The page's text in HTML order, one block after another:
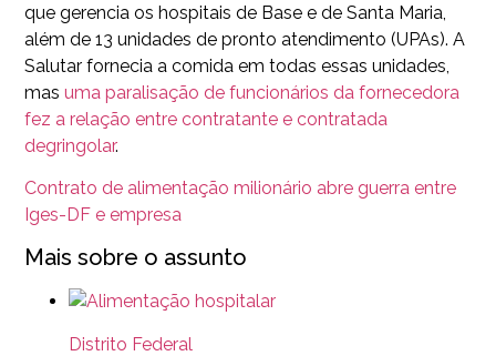
que gerencia os hospitais de Base e de Santa Maria,
além de 13 unidades de pronto atendimento (UPAs). A
Salutar fornecia a comida em todas essas unidades,
mas uma paralisação de funcionários da fornecedora
fez a relação entre contratante e contratada
degringolar.
Contrato de alimentação milionário abre guerra entre
Iges-DF e empresa
Mais sobre o assunto
Distrito Federal